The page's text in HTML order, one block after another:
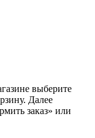
выберите
Далее
заказ» или